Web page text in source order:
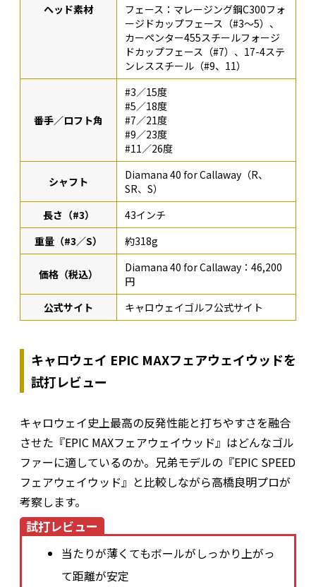
ヘッド素材
フェース：マレージング鋼C300フォ
ージドカップフェース（#3〜5）、
カーペンター455スチールフォージ
ドカップフェース（#7）、17-4ステ
ンレススチール（#9、11）
番手／ロフト角
#3／15度
#5／18度
#7／21度
#9／23度
#11／26度
シャフト
Diamana 40 for Callaway（R、
SR、S）
長さ（#3）
43インチ
重量（#3／S）
約318g
価格（税込）
Diamana 40 for Callaway：46,200
円
公式サイト
キャロウェイゴルフ公式サイト
キャロウェイ EPIC MAXフェアウェイウッドを
試打レビュー
キャロウェイ史上最高の反発性能と打ちやすさを融合
させた『EPIC MAXフェアウェイウッド』はどんなゴル
ファーに適しているのか。兄弟モデルの『EPIC SPEED
フェアウェイウッド』と比較しながら高橋良明プロが
考察します。
試打レビュー
当たりが薄くてもボールがしっかり上がっ
て距離が安定